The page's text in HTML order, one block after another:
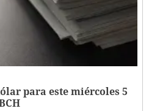
para este miércoles 5